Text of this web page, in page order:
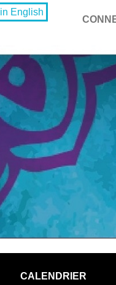
in English
CALENDRIER